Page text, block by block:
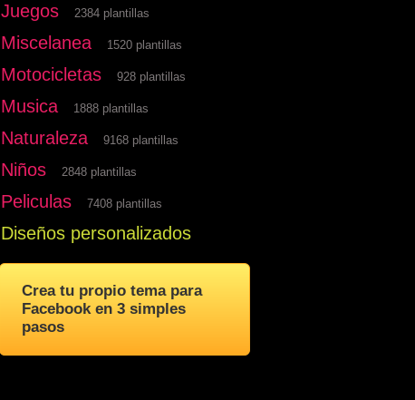
Juegos 2384 plantillas
Miscelanea 1520 plantillas
Motocicletas 928 plantillas
Musica 1888 plantillas
Naturaleza 9168 plantillas
Niños 2848 plantillas
Peliculas 7408 plantillas
Diseños personalizados
Crea tu propio tema para
Facebook en 3 simples
pasos